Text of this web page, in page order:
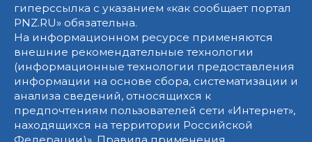
гиперссылка с указанием «как сообщает портал
PNZ.RU» обязательна.
На информационном ресурсе применяются
внешние рекомендательные технологии
(информационные технологии предоставления
информации на основе сбора, систематизации и
анализа сведений, относящихся к
предпочтениям пользователей сети «Интернет»,
находящихся на территории Российской